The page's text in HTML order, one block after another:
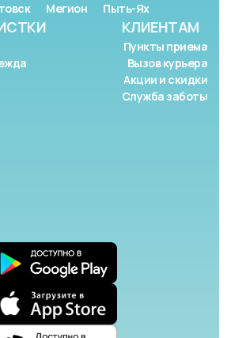
Мегион Пыть-Ях
КЛИЕНТАМ
Пункты приема
Вызов курьера
Акции и скидки
Служба заботы